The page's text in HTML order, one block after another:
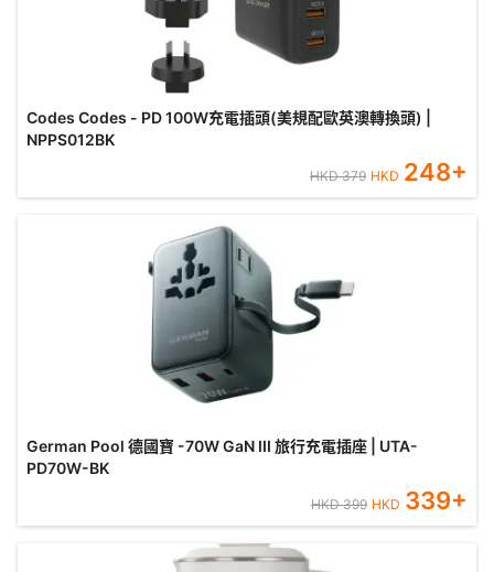
Codes Codes - PD 100W充電插頭(美規配歐英澳轉換頭) |
NPPS012BK
HKD379 HKD 248+
German Pool 德國寶 -70W GaN III 旅行充電插座 | UTA-
PD70W-BK
HKD399 HKD 339+